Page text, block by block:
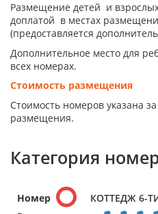
Размещение детей и
доплатой в местах
(предоставляется
Дополнительное место для
всех номерах.
Стоимость размещения
Стоимость номеров указана
размещения.
Категория
Номер
КОТТЕДЖ 6-